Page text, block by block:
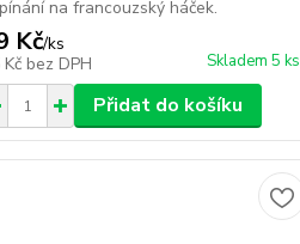
na francouzský háček.
Kč/ks
bez DPH Skladem 5 ks
Přidat do košíku